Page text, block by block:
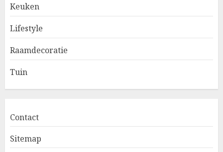
Keuken
Lifestyle
Raamdecoratie
Tuin
Contact
Sitemap